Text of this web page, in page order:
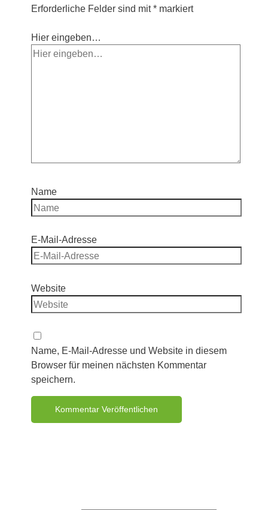
Erforderliche Felder sind mit*markiert
Hier eingeben…
Name
E-Mail-Adresse
Website
Name, E-Mail-Adresse und Website in diesem
Browser für meinen nächsten Kommentar
speichern.